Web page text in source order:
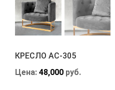
КРЕСЛО АС-305
Цена: 48,000 руб.